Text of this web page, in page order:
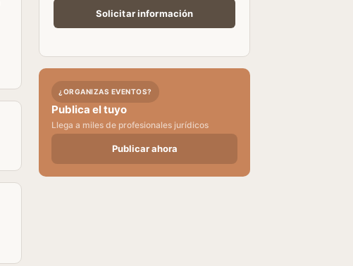
¿ORGANIZAS EVENTOS?
Publica el tuyo
Llega a miles de profesionales jurídicos
Publicar ahora